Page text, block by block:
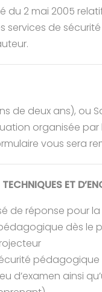
du 2 mai 2005
services de
de deux ans), ou
organisée
vous sera
ET
de réponse pour
dès le
d’examen ainsi